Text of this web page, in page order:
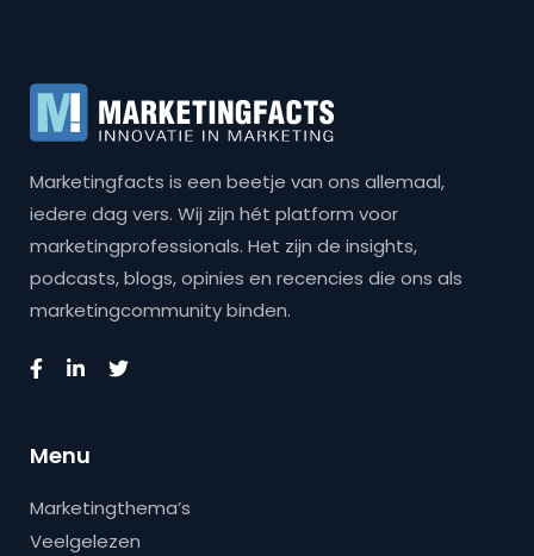
Marketingfacts is een beetje van ons allemaal,
iedere dag vers. Wij zijn hét platform voor
marketingprofessionals. Het zijn de insights,
podcasts, blogs, opinies en recencies die ons als
marketingcommunity binden.
Menu
Marketingthema’s
Veelgelezen